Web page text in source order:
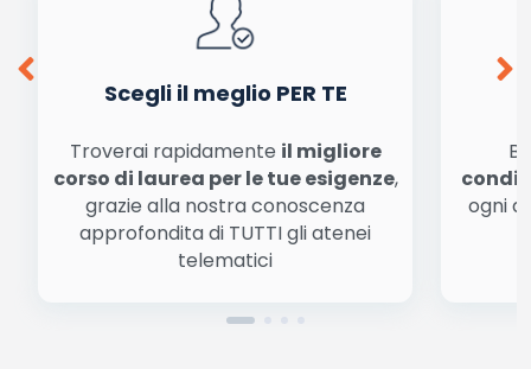
Scegli il meglio PER TE
Troverai rapidamente il migliore
corso di laurea per le tue esigenze,
grazie alla nostra conoscenza
approfondita di TUTTI gli atenei
telematici
ogni